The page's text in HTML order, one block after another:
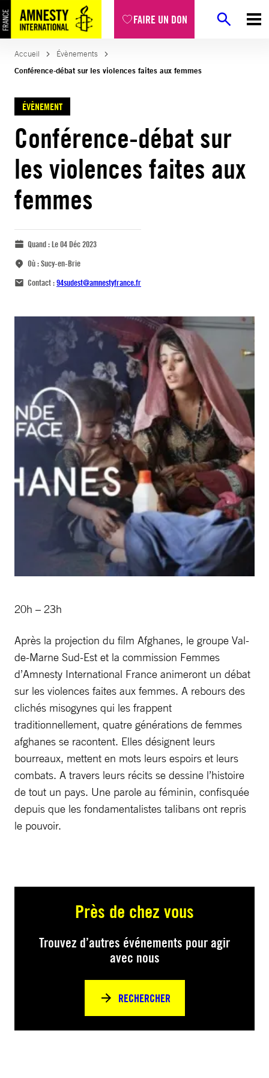
FAIRE UN DON
Accueil
Évènements
Conférence-débat sur les violences faites aux femmes
ÉVÈNEMENT
Conférence-débat sur
les violences faites aux
femmes
Quand :Le 04 Déc 2023
Où :Sucy-en-Brie
Contact :94sudest@amnestyfrance.fr
20h – 23h
Après la projection du film Afghanes, le groupe Val-
de-Marne Sud-Est et la commission Femmes
d’Amnesty International France animeront un débat
sur les violences faites aux femmes. A rebours des
clichés misogynes qui les frappent
traditionnellement, quatre générations de femmes
afghanes se racontent. Elles désignent leurs
bourreaux, mettent en mots leurs espoirs et leurs
combats. A travers leurs récits se dessine l’histoire
de tout un pays. Une parole au féminin, confisquée
depuis que les fondamentalistes talibans ont repris
le pouvoir.
Près de chez vous
Trouvez d’autres événements pour agir
avec nous
RECHERCHER